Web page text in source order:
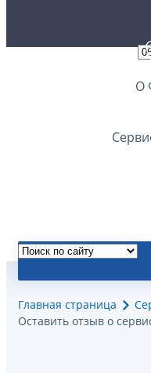
О
Главная страница
Оставить отзыв о